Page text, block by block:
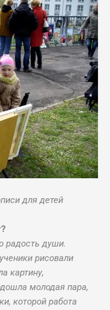
для детей
радость души.
рисовали
картину,
молодая пара,
которой работа